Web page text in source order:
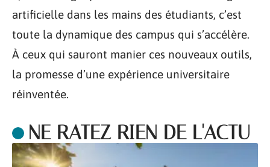
artificielle dans les mains des étudiants, c’est
toute la dynamique des campus qui s’accélère.
À ceux qui sauront manier ces nouveaux outils,
la promesse d’une expérience universitaire
réinventée.
NE RATEZ RIEN DE L'ACTU